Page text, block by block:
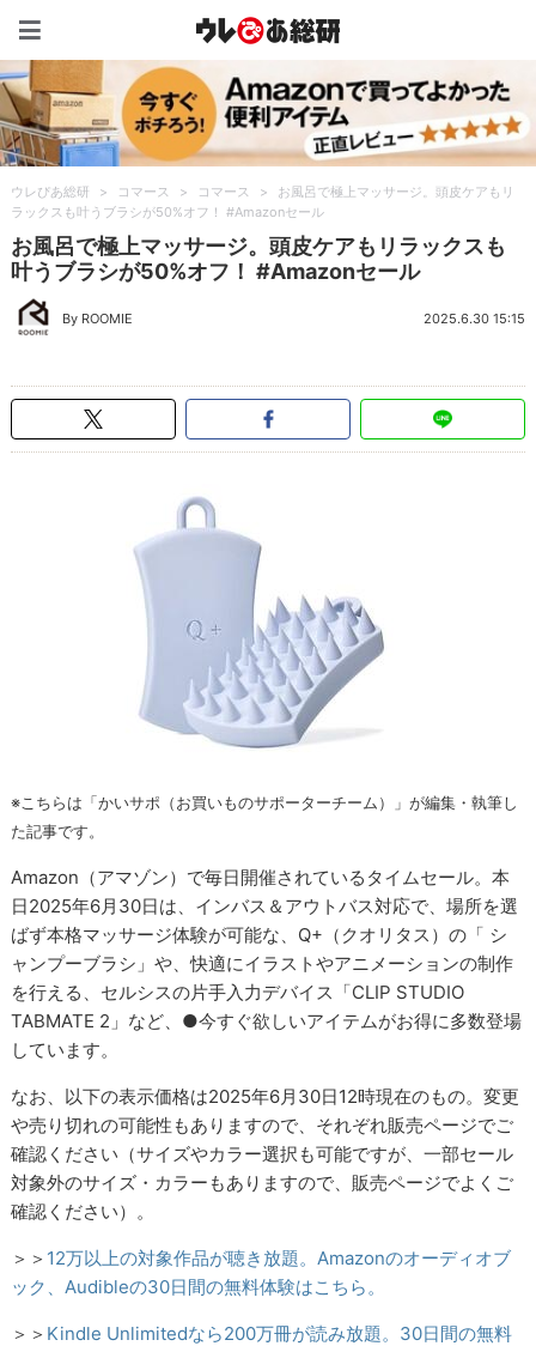
ウレぴあ総研 > コマース > コマース >
お風呂で極上マッサージ。頭皮ケアもリ
ラックスも叶うブラシが50%オフ！ #Amazonセール
お風呂で極上マッサージ。頭皮ケアもリラックスも
叶うブラシが50%オフ！ #Amazonセール
By ROOMIE 2025.6.30 15:15
※こちらは「かいサポ（お買いものサポーターチーム）」が編集・執筆し
た記事です。
Amazon（アマゾン）で毎日開催されているタイムセール。本
日2025年6月30日は、インバス＆アウトバス対応で、場所を選
ばず本格マッサージ体験が可能な、Q+（クオリタス）の「 シ
ャンプーブラシ」や、快適にイラストやアニメーションの制作
を行える、セルシスの片手入力デバイス「CLIP STUDIO
TABMATE 2」など、●今すぐ欲しいアイテムがお得に多数登場
しています。
なお、以下の表示価格は2025年6月30日12時現在のもの。変更
や売り切れの可能性もありますので、それぞれ販売ページでご
確認ください（サイズやカラー選択も可能ですが、一部セール
対象外のサイズ・カラーもありますので、販売ページでよくご
確認ください）。
＞＞ 12万以上の対象作品が聴き放題。Amazonのオーディオブ
ック、Audibleの30日間の無料体験はこちら。
＞＞ Kindle Unlimitedなら200万冊が読み放題。30日間の無料